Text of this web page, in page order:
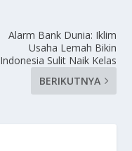
Alarm Bank Dunia: Iklim
Usaha Lemah Bikin
Indonesia Sulit Naik Kelas
BERIKUTNYA